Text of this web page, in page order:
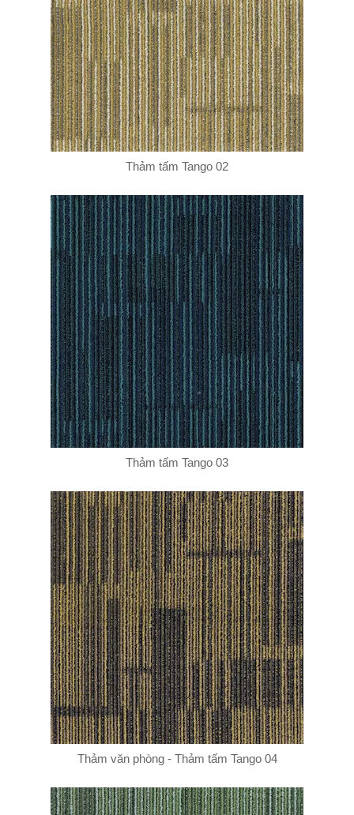
Thảm tấm Tango 02
Thảm tấm Tango 03
Thảm văn phòng - Thảm tấm Tango 04